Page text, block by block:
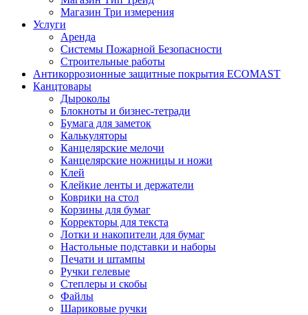
Магазин Три измерения
Услуги
Аренда
Системы Пожарной Безопасности
Строительные работы
Антикоррозионные защитные покрытия ECOMAST
Канцтовары
Дыроколы
Блокноты и бизнес-тетради
Бумага для заметок
Калькуляторы
Канцелярские мелочи
Канцелярские ножницы и ножи
Клей
Клейкие ленты и держатели
Коврики на стол
Корзины для бумаг
Корректоры для текста
Лотки и накопители для бумаг
Настольные подставки и наборы
Печати и штампы
Ручки гелевые
Степлеры и скобы
Файлы
Шариковые ручки